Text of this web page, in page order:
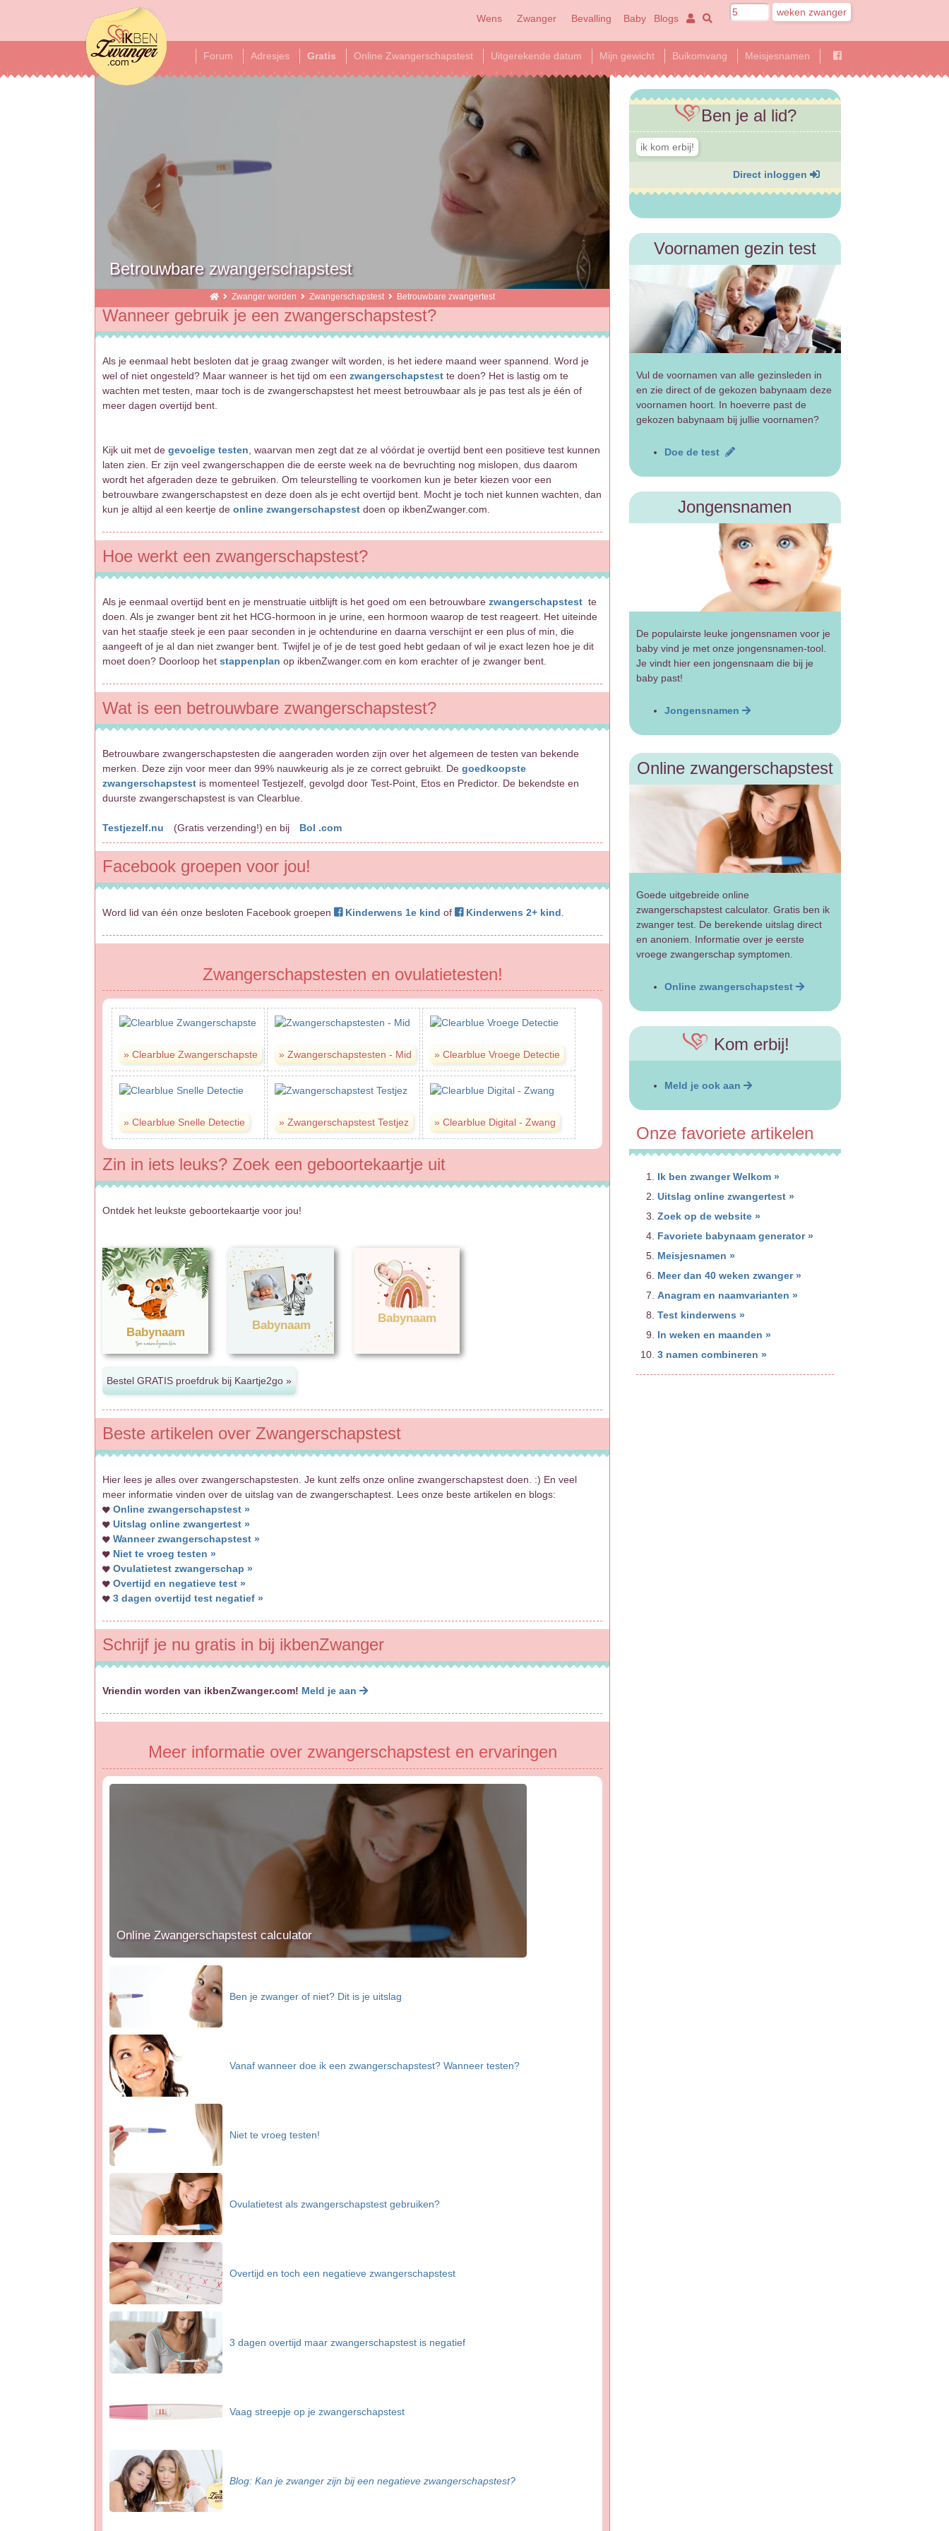
Wens Zwanger Bevalling Baby Blogs
Forum Adresjes Gratis Online Zwangerschapstest Uitgerekende datum Mijn gewicht Buikomvang Meisjesnamen
Betrouwbare zwangerschapstest
Zwanger worden Zwangerschapstest Betrouwbare zwangertest
Wanneer gebruik je een zwangerschapstest?
Als je eenmaal hebt besloten dat je graag zwanger wilt worden, is het iedere maand weer spannend. Word je
wel of niet ongesteld? Maar wanneer is het tijd om een zwangerschapstest te doen? Het is lastig om te
wachten met testen, maar toch is de zwangerschapstest het meest betrouwbaar als je pas test als je één of
meer dagen overtijd bent.
Kijk uit met de gevoelige testen, waarvan men zegt dat ze al vóórdat je overtijd bent een positieve test kunnen
laten zien. Er zijn veel zwangerschappen die de eerste week na de bevruchting nog mislopen, dus daarom
wordt het afgeraden deze te gebruiken. Om teleurstelling te voorkomen kun je beter kiezen voor een
betrouwbare zwangerschapstest en deze doen als je echt overtijd bent. Mocht je toch niet kunnen wachten, dan
kun je altijd al een keertje de online zwangerschapstest doen op ikbenZwanger.com.
Hoe werkt een zwangerschapstest?
Als je eenmaal overtijd bent en je menstruatie uitblijft is het goed om een betrouwbare zwangerschapstest te
doen. Als je zwanger bent zit het HCG-hormoon in je urine, een hormoon waarop de test reageert. Het uiteinde
van het staafje steek je een paar seconden in je ochtendurine en daarna verschijnt er een plus of min, die
aangeeft of je al dan niet zwanger bent. Twijfel je of je de test goed hebt gedaan of wil je exact lezen hoe je dit
moet doen? Doorloop het stappenplan op ikbenZwanger.com en kom erachter of je zwanger bent.
Wat is een betrouwbare zwangerschapstest?
Betrouwbare zwangerschapstesten die aangeraden worden zijn over het algemeen de testen van bekende
merken. Deze zijn voor meer dan 99% nauwkeurig als je ze correct gebruikt. De goedkoopste
zwangerschapstest is momenteel Testjezelf, gevolgd door Test-Point, Etos en Predictor. De bekendste en
duurste zwangerschapstest is van Clearblue.
Testjezelf.nu (Gratis verzending!) en bij Bol .com
Facebook groepen voor jou!
Word lid van één onze besloten Facebook groepen Kinderwens 1e kind of Kinderwens 2+ kind
Zwangerschapstesten en ovulatietesten!
Zin in iets leuks? Zoek een geboortekaartje uit
Ontdek het leukste geboortekaartje voor jou!
Babynaam
Babynaam
Babynaam
Beste artikelen over Zwangerschapstest
Hier lees je alles over zwangerschapstesten. Je kunt zelfs onze online zwangerschapstest doen. :) En veel
meer informatie vinden over de uitslag van de zwangerschaptest. Lees onze beste artikelen en blogs:
Online zwangerschapstest »
Uitslag online zwangertest »
Wanneer zwangerschapstest »
Niet te vroeg testen »
Ovulatietest zwangerschap »
Overtijd en negatieve test »
3 dagen overtijd test negatief »
Schrijf je nu gratis in bij ikbenZwanger
Vriendin worden van ikbenZwanger.com! Meld je aan
Meer informatie over zwangerschapstest en ervaringen
Online Zwangerschapstest calculator
Ben je zwanger of niet? Dit is je uitslag
Vanaf wanneer doe ik een zwangerschapstest? Wanneer testen?
Niet te vroeg testen!
Ovulatietest als zwangerschapstest gebruiken?
Overtijd en toch een negatieve zwangerschapstest
3 dagen overtijd maar zwangerschapstest is negatief
Vaag streepje op je zwangerschapstest
Blog: Kan je zwanger zijn bij een negatieve zwangerschapstest?
Ben je al lid?
Direct inloggen
Voornamen gezin test
Vul de voornamen van alle gezinsleden in
en zie direct of de gekozen babynaam deze
voornamen hoort. In hoeverre past de
gekozen babynaam bij jullie voornamen?
Doe de test
Jongensnamen
De populairste leuke jongensnamen voor je
baby vind je met onze jongensnamen-tool.
Je vindt hier een jongensnaam die bij je
baby past!
Jongensnamen
Online zwangerschapstest
Goede uitgebreide online
zwangerschapstest calculator. Gratis ben ik
zwanger test. De berekende uitslag direct
en anoniem. Informatie over je eerste
vroege zwangerschap symptomen.
Online zwangerschapstest
Kom erbij!
Meld je ook aan
Onze favoriete artikelen
Ik ben zwanger Welkom »
Uitslag online zwangertest »
Zoek op de website »
Favoriete babynaam generator »
Meisjesnamen »
Meer dan 40 weken zwanger »
Anagram en naamvarianten »
Test kinderwens »
In weken en maanden »
3 namen combineren »